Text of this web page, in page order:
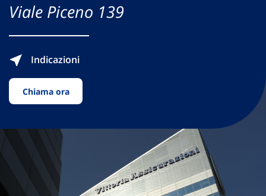
Viale Piceno 139
Indicazioni
Chiama ora